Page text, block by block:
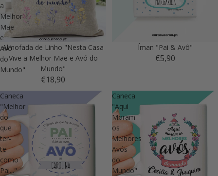
a
Melhor
Mãe
e
Avó
do
Mundo"
Almofada de Linho "Nesta Casa
Vive a Melhor Mãe e Avó do
Mundo"
€18,90
Íman "Pai & Avô"
€5,90
Caneca
"Melhor
do
que
ter-
te
como
Pai..."
Caneca
"Aqui
Moram
os
Melhores
Avós
do
Mundo"